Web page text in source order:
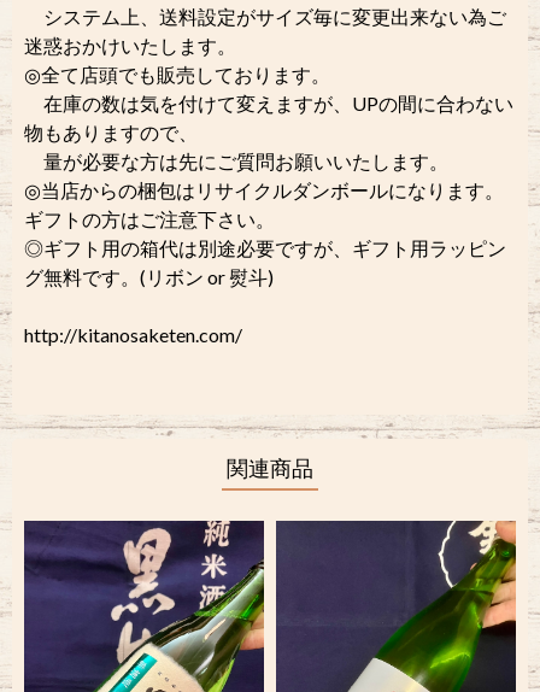
システム上、送料設定がサイズ毎に変更出来ない為ご
迷惑おかけいたします。
◎全て店頭でも販売しております。
在庫の数は気を付けて変えますが、UPの間に合わない
物もありますので、
量が必要な方は先にご質問お願いいたします。
◎当店からの梱包はリサイクルダンボールになります。
ギフトの方はご注意下さい。
◎ギフト用の箱代は別途必要ですが、ギフト用ラッピン
グ無料です。(リボン or 熨斗)
http://kitanosaketen.com/
関連商品